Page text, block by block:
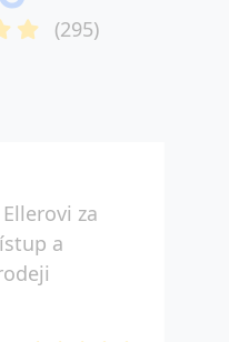
(295)
za
a